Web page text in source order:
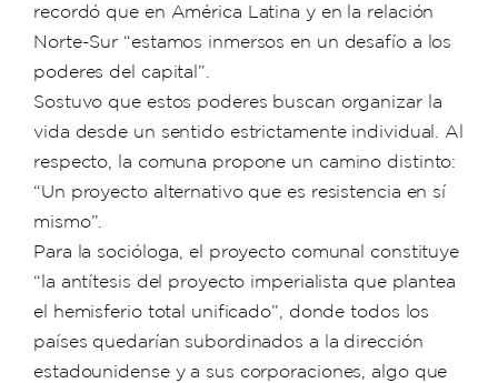
recordó que en América Latina y en la relación
Norte-Sur “estamos inmersos en un desafío a los
poderes del capital”.
Sostuvo que estos poderes buscan organizar la
vida desde un sentido estrictamente individual. Al
respecto, la comuna propone un camino distinto:
“Un proyecto alternativo que es resistencia en sí
mismo”.
Para la socióloga, el proyecto comunal constituye
“la antítesis del proyecto imperialista que plantea
el hemisferio total unificado”, donde todos los
países quedarían subordinados a la dirección
estadounidense y a sus corporaciones, algo que